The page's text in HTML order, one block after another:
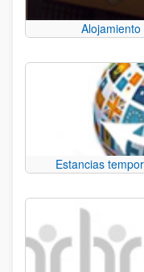
Estancias